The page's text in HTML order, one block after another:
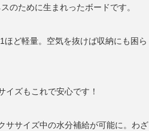
のために生まれったボードです。
ど軽量。空気を抜けば収納にも困ら
ズもこれで安心です！
ササイズ中の水分補給が可能に。わざ